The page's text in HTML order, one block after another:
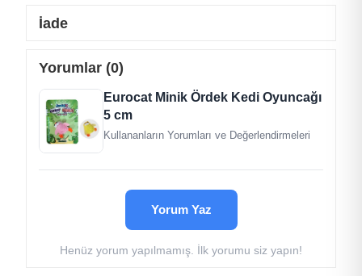
Ürün çeşitli renklerdedir. Stoktaki renk durumuna göre
Ürünün uzunluğu 5 cm'dir.
Ürün 1 adet üzerinden fiyatlandırılmıştır. Sipariş
verildiği takdirde 1 adet gönderim sağlanır.
İade
Yorumlar (0)
Eurocat Minik Ördek Kedi Oyuncağı
5 cm
Kullananların Yorumları ve Değerlendirmeleri
Yorum Yaz
Henüz yorum yapılmamış. İlk yorumu siz yapın!